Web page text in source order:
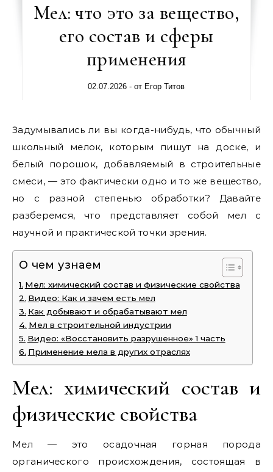
Мел: что это за вещество,
его состав и сферы
применения
02.07.2026 - от Егор Титов
Задумывались ли вы когда-нибудь, что обычный
школьный мелок, которым пишут на доске, и
белый порошок, добавляемый в строительные
смеси, — это фактически одно и то же вещество,
но с разной степенью обработки? Давайте
разберемся, что представляет собой мел с
научной и практической точки зрения.
О чем узнаем
Мел: химический состав и физические свойства
Видео: Как и зачем есть мел
Как добывают и обрабатывают мел
Мел в строительной индустрии
Видео: «Восстановить разрушенное» 1 часть
Применение мела в других отраслях
Мел: химический состав и
физические свойства
Мел — это осадочная горная порода
органического происхождения, состоящая в